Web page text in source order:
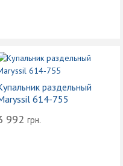
раздельный
614-755
992 грн.